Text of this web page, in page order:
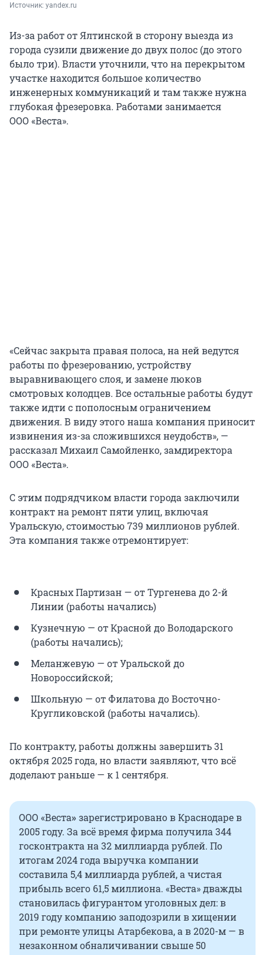
Источник: yandex.ru
Из-за работ от Ялтинской в сторону выезда из
города сузили движение до двух полос (до этого
было три). Власти уточнили, что на перекрытом
участке находится большое количество
инженерных коммуникаций и там также нужна
глубокая фрезеровка. Работами занимается
ООО «Веста».
«Сейчас закрыта правая полоса, на ней ведутся
работы по фрезерованию, устройству
выравнивающего слоя, и замене люков
смотровых колодцев. Все остальные работы будут
также идти с пополосным ограничением
движения. В виду этого наша компания приносит
извинения из-за сложившихся неудобств», —
рассказал Михаил Самойленко, замдиректора
ООО «Веста».
С этим подрядчиком власти города заключили
контракт на ремонт пяти улиц, включая
Уральскую, стоимостью 739 миллионов рублей.
Эта компания также отремонтирует:
Красных Партизан — от Тургенева до 2-й
Линии (работы начались)
Кузнечную — от Красной до Володарского
(работы начались);
Меланжевую — от Уральской до
Новороссийской;
Школьную — от Филатова до Восточно-
Кругликовской (работы начались).
По контракту, работы должны завершить 31
октября 2025 года, но власти заявляют, что всё
доделают раньше — к 1 сентября.
ООО «Веста»зарегистрировано в Краснодаре в
2005 году. За всё время фирма получила 344
госконтракта на 32 миллиарда рублей. По
итогам 2024 года выручка компании
составила 5,4 миллиарда рублей, а чистая
прибыль всего 61,5 миллиона. «Веста» дважды
становилась фигурантом уголовных дел: в
2019 году компанию заподозрили в хищении
при ремонте улицы Атарбекова, а в 2020-м — в
незаконном обналичивании свыше 50